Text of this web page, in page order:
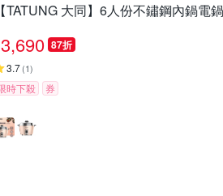
TATUNG 大同】6人份不鏽鋼內鍋電
3,690 87折
3.7(1)
時下殺 券